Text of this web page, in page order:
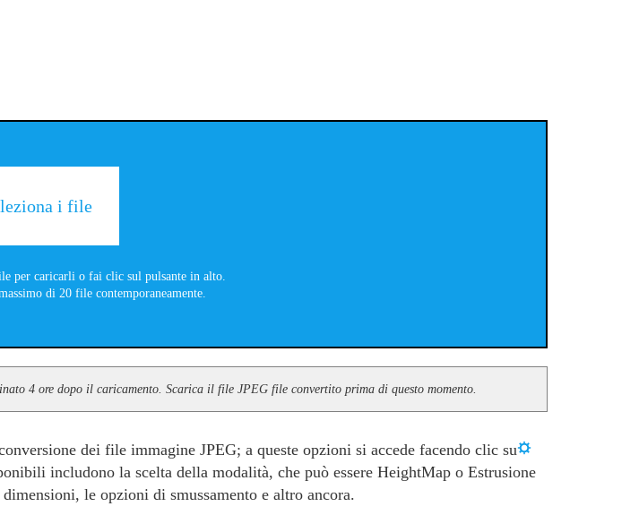
i file
per caricarli o fai clic sul pulsante in alto.
di 20 file contemporaneamente.
4 ore dopo il caricamento. Scarica il file JPEG file convertito prima di questo momento.
dei file immagine JPEG; a queste opzioni si accede facendo clic su
includono la scelta della modalità, che può essere HeightMap o Estrusione
le opzioni di smussamento e altro ancora.